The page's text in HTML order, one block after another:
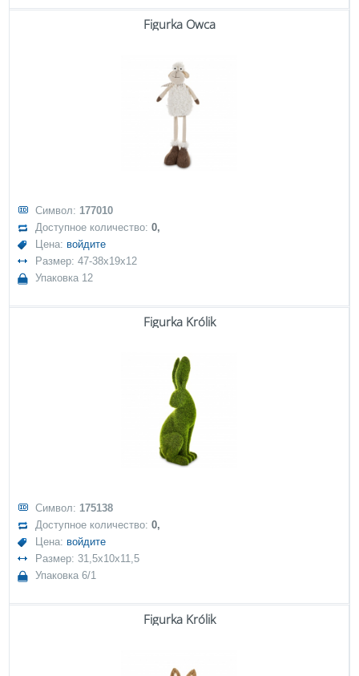
Figurka Owca
Символ: 177010
Доступное количество:0,
Цена: войдите
Размер: 47-38x19x12
Упаковка 12
Figurka Królik
Символ: 175138
Доступное количество:0,
Цена: войдите
Размер: 31,5x10x11,5
Упаковка 6/1
Figurka Królik